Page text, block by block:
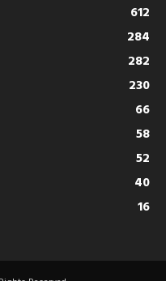
612
284
282
230
66
58
52
40
16